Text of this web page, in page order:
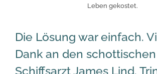
Leben gekostet.
Die Lösung war einfach.
Dank an den schottischen
Schiffsarzt James Lind.